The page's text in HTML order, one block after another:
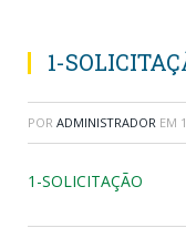
1-
POR ADMINISTRADOR EM
1-SOLICITAÇÃO